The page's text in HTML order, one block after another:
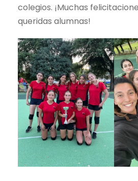
colegios. ¡Muchas
queridas alumnas!